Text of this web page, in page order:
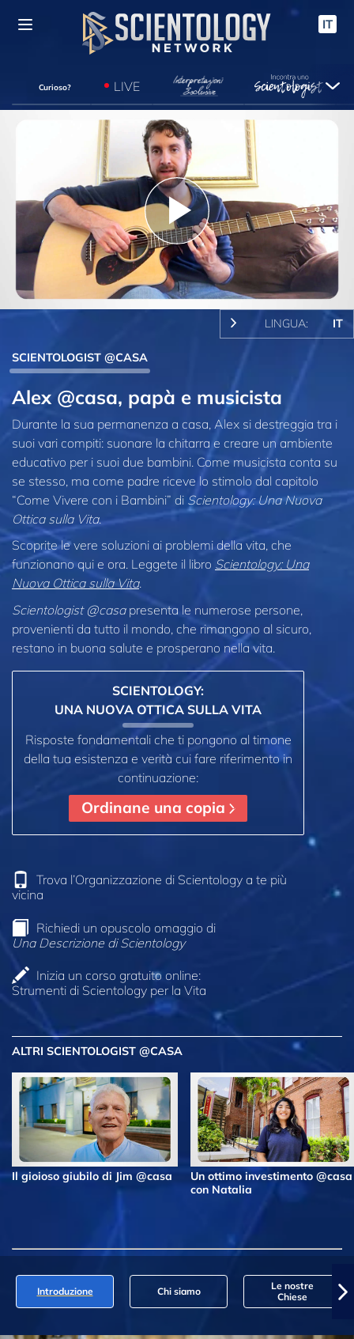
IT
Curioso? LIVE
Play
Video
LINGUA: IT
SCIENTOLOGIST @CASA
Alex @casa, papà e musicista
Durante la sua permanenza a casa, Alex si destreggia tra i
suoi vari compiti: suonare la chitarra e creare un ambiente
educativo per i suoi due bambini. Come musicista conta su
se stesso, ma come padre riceve lo stimolo dal capitolo
“Come Vivere con i Bambini” di Scientology: Una Nuova
Ottica sulla Vita.
Scoprite le vere soluzioni ai problemi della vita, che
funzionano qui e ora. Leggete il libro Scientology: Una
Nuova Ottica sulla Vita.
Scientologist @casapresenta le numerose persone,
provenienti da tutto il mondo, che rimangono al sicuro,
restano in buona salute e prosperano nella vita.
SCIENTOLOGY:
UNA NUOVA OTTICA SULLA VITA
Risposte fondamentali che ti pongono al timone
della tua esistenza e verità cui fare riferimento in
continuazione:
Ordinane una copia
Trova l’Organizzazione di Scientology a te più
vicina
Richiedi un opuscolo omaggio di
Una Descrizione di Scientology
Inizia un corso gratuito online:
Strumenti di Scientology per la Vita
ALTRI SCIENTOLOGIST @CASA
Il gioioso giubilo di Jim @casa
Un ottimo investimento @casa
con Natalia
Introduzione Chi siamo
Le nostre
Chiese